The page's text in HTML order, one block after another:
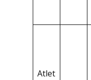
Atlet